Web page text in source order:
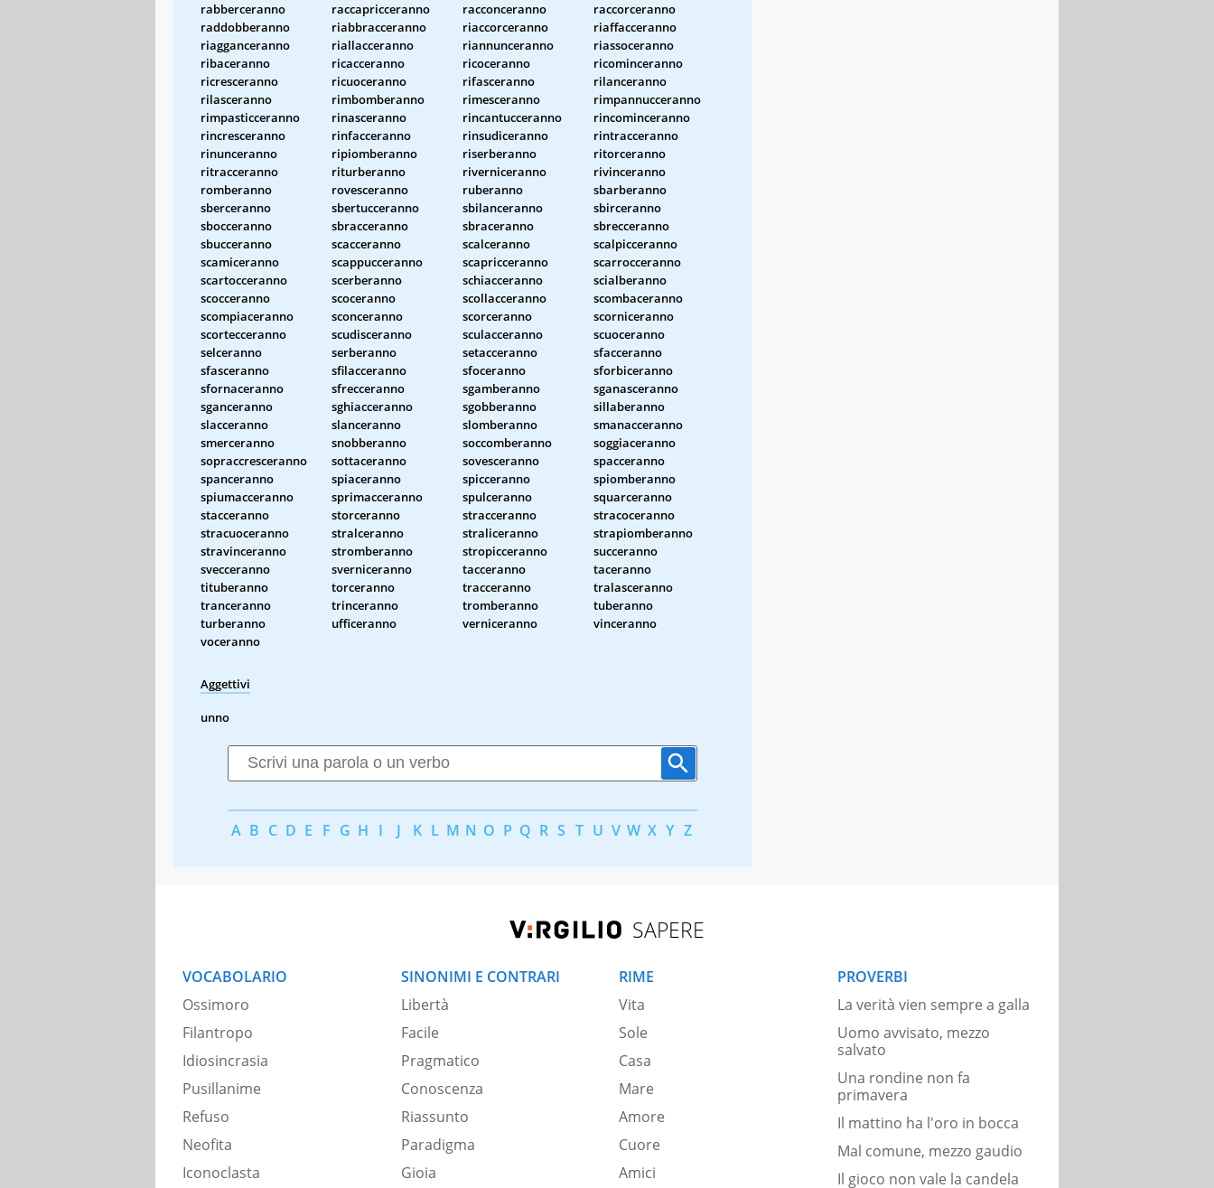
rabberceranno
raccapricceranno racconceranno
raccorceranno
raddobberanno
riabbracceranno riaccorceranno
riaffacceranno
riagganceranno
riallacceranno riannunceranno
riassoceranno
ribaceranno
ricacceranno ricoceranno
ricominceranno
ricresceranno
ricuoceranno rifasceranno
rilanceranno
rilasceranno
rimbomberanno rimesceranno
rimpannucceranno
rimpasticceranno
rinasceranno rincantucceranno
rincominceranno
rincresceranno
rinfacceranno rinsudiceranno
rintracceranno
rinunceranno
ripiomberanno riserberanno
ritorceranno
ritracceranno
riturberanno riverniceranno
rivinceranno
romberanno
rovesceranno ruberanno
sbarberanno
sberceranno
sbertucceranno sbilanceranno
sbirceranno
sbocceranno
sbracceranno sbraceranno
sbrecceranno
sbucceranno
scacceranno scalceranno
scalpicceranno
scamiceranno
scappucceranno scapricceranno
scarrocceranno
scartocceranno
scerberanno schiacceranno
scialberanno
scocceranno
scoceranno scollacceranno
scombaceranno
scompiaceranno
sconceranno scorceranno
scorniceranno
scortecceranno
scudisceranno sculacceranno
scuoceranno
selceranno
serberanno setacceranno
sfacceranno
sfasceranno
sfilacceranno sfoceranno
sforbiceranno
sfornaceranno
sfrecceranno sgamberanno
sganasceranno
sganceranno
sghiacceranno sgobberanno
sillaberanno
slacceranno
slanceranno slomberanno
smanacceranno
smerceranno
snobberanno soccomberanno
soggiaceranno
sopraccresceranno
sottaceranno sovesceranno
spacceranno
spanceranno
spiaceranno spicceranno
spiomberanno
spiumacceranno
sprimacceranno spulceranno
squarceranno
stacceranno
storceranno stracceranno
stracoceranno
stracuoceranno
stralceranno straliceranno
strapiomberanno
stravinceranno
stromberanno stropicceranno
succeranno
svecceranno
sverniceranno tacceranno
taceranno
tituberanno
torceranno tracceranno
tralasceranno
tranceranno
trinceranno tromberanno
tuberanno
turberanno
ufficeranno verniceranno
vinceranno
voceranno
Aggettivi
unno
A B C D E F G H I J K L M N O P Q R S T U V W X Y Z
SAPERE
VOCABOLARIO
Ossimoro
Filantropo
Idiosincrasia
Pusillanime
Refuso
Neofita
Iconoclasta
SINONIMI E CONTRARI
Libertà
Facile
Pragmatico
Conoscenza
Riassunto
Paradigma
Gioia
RIME
Vita
Sole
Casa
Mare
Amore
Cuore
Amici
PROVERBI
La verità vien sempre a galla
Uomo avvisato, mezzo
salvato
Una rondine non fa
primavera
Il mattino ha l'oro in bocca
Mal comune, mezzo gaudio
Il gioco non vale la candela